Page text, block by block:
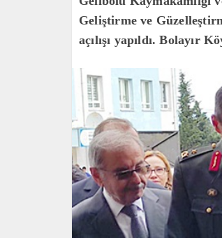
Geliştirme ve
açılışı yapıldı. Bolayır